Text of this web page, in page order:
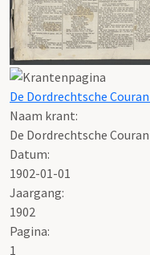
De Dordrechtsche
Naam krant:
De Dordrechtsche
Datum:
1902-01-01
Jaargang:
1902
Pagina:
1